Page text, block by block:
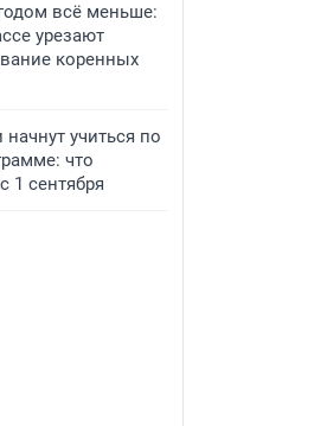
всё меньше:
урезают
коренных
учиться по
что
1 сентября